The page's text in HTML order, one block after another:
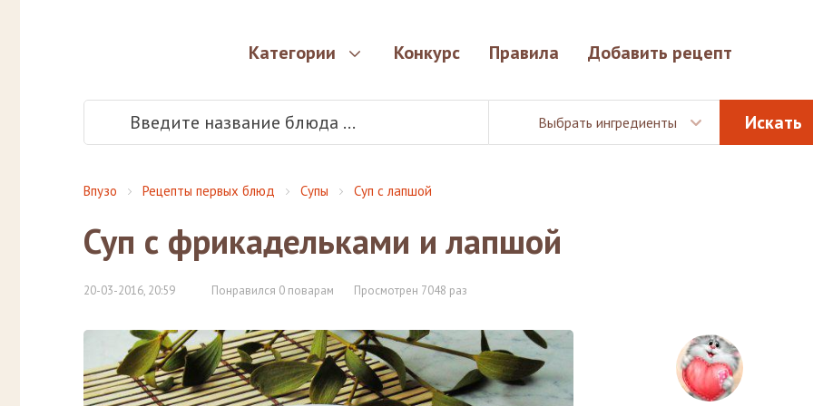
Категории Конкурс Правила Добавить рецепт
Выбрать ингредиенты
Впузо Рецепты первых блюд Супы Суп с лапшой
Суп с фрикадельками и лапшой
20-03-2016, 20:59 Понравился 0 поварам Просмотрен 7048 раз